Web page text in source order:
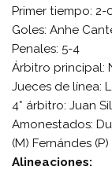
Primer tiempo: 2-
Goles: Anhe
Penales: 5-4
Árbitro principal:
Jueces de línea:
4* árbitro: Juan
Amonestados:
(M) Fernándes
Alineaciones: